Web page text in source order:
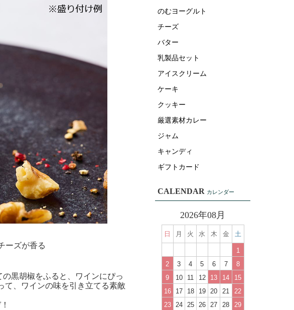
ーズが香る
黒胡椒をふると、ワインにぴっ
て、ワインの味を引き立てる素敵
のむヨーグルト
チーズ
バター
乳製品セット
アイスクリーム
ケーキ
クッキー
厳選素材カレー
ジャム
キャンディ
ギフトカード
CALENDAR カレンダー
2026年08月
日 月 火 水 木 金 土
1
2
3 4 5 6 7
8
9
10 11 12 13 14
15
16
17 18 19 20 21
22
23
24 25 26 27 28 29